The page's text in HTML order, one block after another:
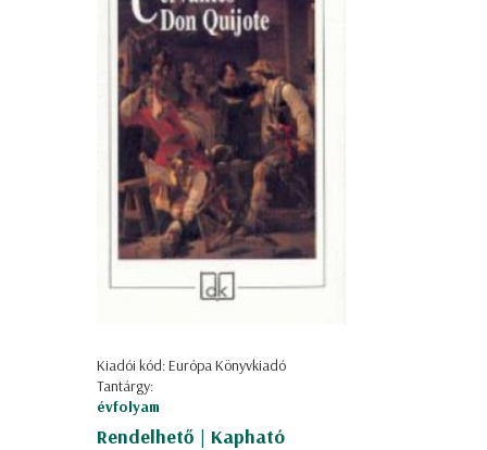
Kiadói kód: Európa Könyvkiadó
Tantárgy:
évfolyam
Rendelhető | Kapható